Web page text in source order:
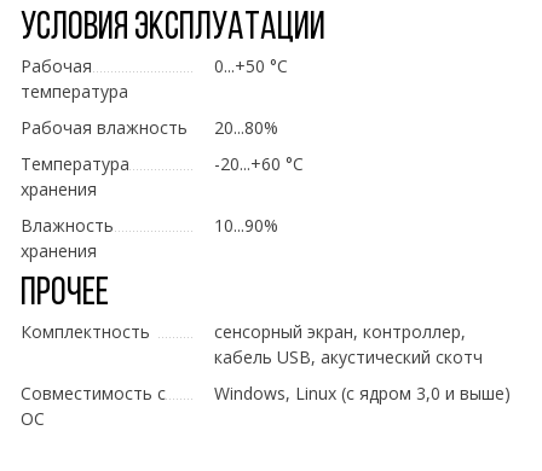
Условия эксплуатации
Рабочая
температура
0...+50 °C
Рабочая влажность
20...80%
Температура
хранения
-20...+60 °C
Влажность
хранения
10...90%
Прочее
Комплектность
сенсорный экран, контроллер,
кабель USB, акустический скотч
Совместимость с
ОС
Windows, Linux (с ядром 3,0 и выше)